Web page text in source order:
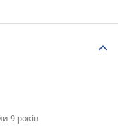
9 років